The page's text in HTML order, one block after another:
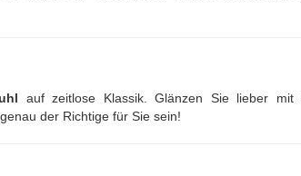
auf zeitlose Klassik. Glänzen Sie lieber
der Richtige für Sie sein!